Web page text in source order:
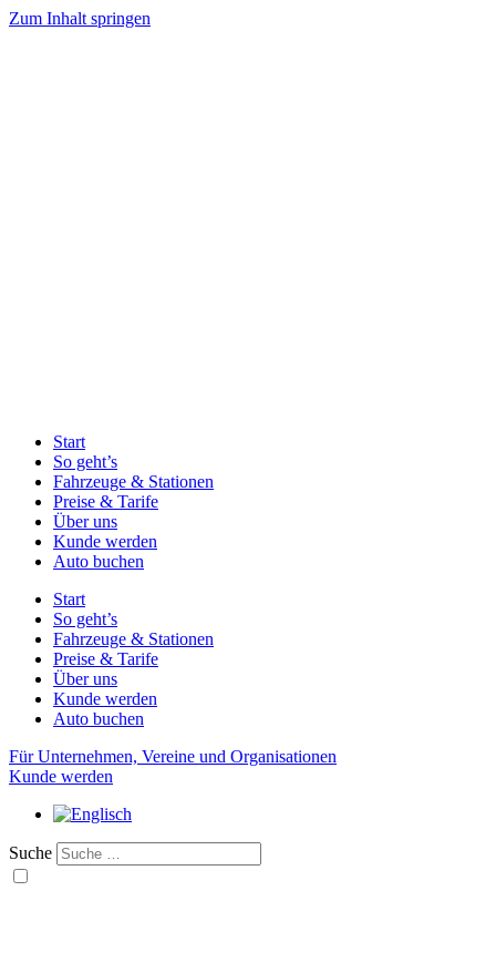
Zum Inhalt springen
Start
So geht’s
Fahrzeuge & Stationen
Preise & Tarife
Über uns
Kunde werden
Auto buchen
Start
So geht’s
Fahrzeuge & Stationen
Preise & Tarife
Über uns
Kunde werden
Auto buchen
Für Unternehmen, Vereine und Organisationen
Kunde werden
Suche